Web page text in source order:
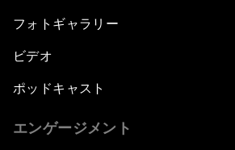
フォトギャラリー
ビデオ
ポッドキャスト
エンゲージメント